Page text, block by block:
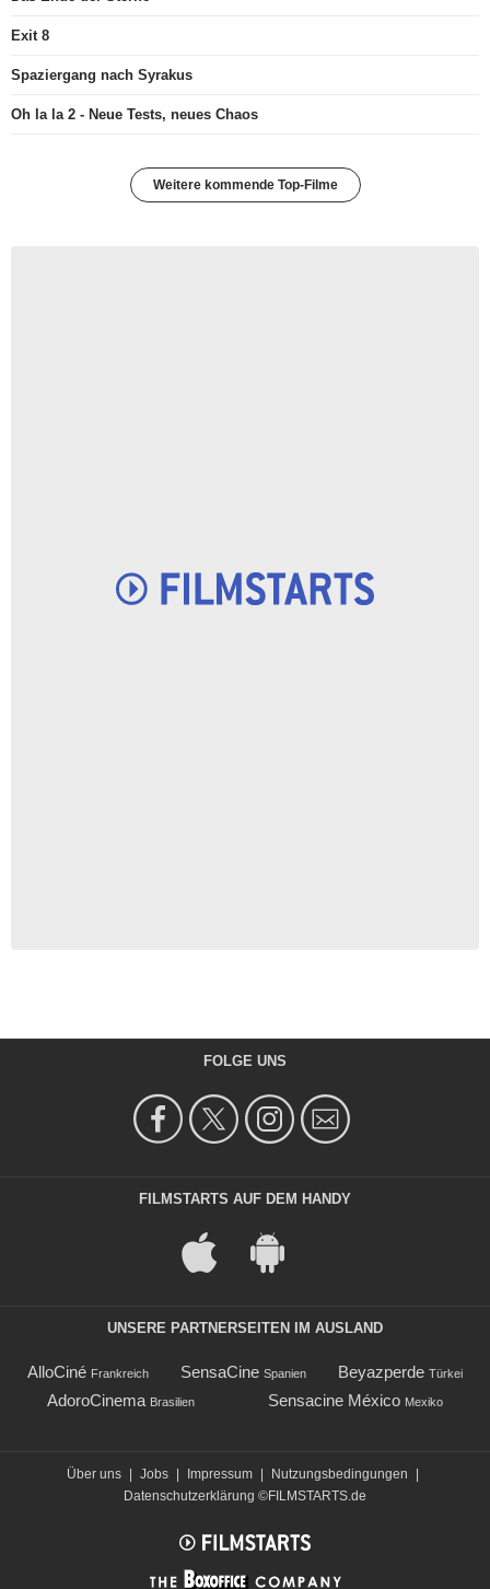
Exit 8
Spaziergang nach Syrakus
Oh la la 2 - Neue Tests, neues Chaos
Weitere kommende Top-Filme
FOLGE UNS
FILMSTARTS AUF DEM HANDY
UNSERE PARTNERSEITEN IM AUSLAND
AlloCiné Frankreich SensaCine Spanien Beyazperde Türkei
AdoroCinema Brasilien Sensacine México Mexiko
Über uns Jobs Impressum Nutzungsbedingungen
Datenschutzerklärung ©FILMSTARTS.de